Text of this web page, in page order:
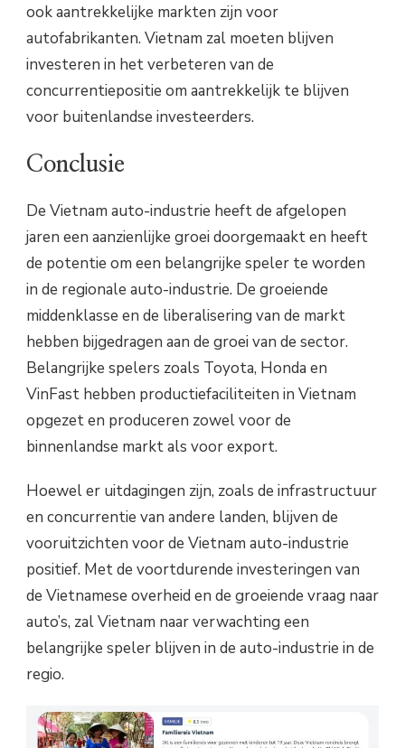
ook aantrekkelijke markten zijn voor
autofabrikanten. Vietnam zal moeten blijven
investeren in het verbeteren van de
concurrentiepositie om aantrekkelijk te blijven
voor buitenlandse investeerders.
Conclusie
De Vietnam auto-industrie heeft de afgelopen
jaren een aanzienlijke groei doorgemaakt en heeft
de potentie om een belangrijke speler te worden
in de regionale auto-industrie. De groeiende
middenklasse en de liberalisering van de markt
hebben bijgedragen aan de groei van de sector.
Belangrijke spelers zoals Toyota, Honda en
VinFast hebben productiefaciliteiten in Vietnam
opgezet en produceren zowel voor de
binnenlandse markt als voor export.
Hoewel er uitdagingen zijn, zoals de infrastructuur
en concurrentie van andere landen, blijven de
vooruitzichten voor de Vietnam auto-industrie
positief. Met de voortdurende investeringen van
de Vietnamese overheid en de groeiende vraag naar
auto’s, zal Vietnam naar verwachting een
belangrijke speler blijven in de auto-industrie in de
regio.